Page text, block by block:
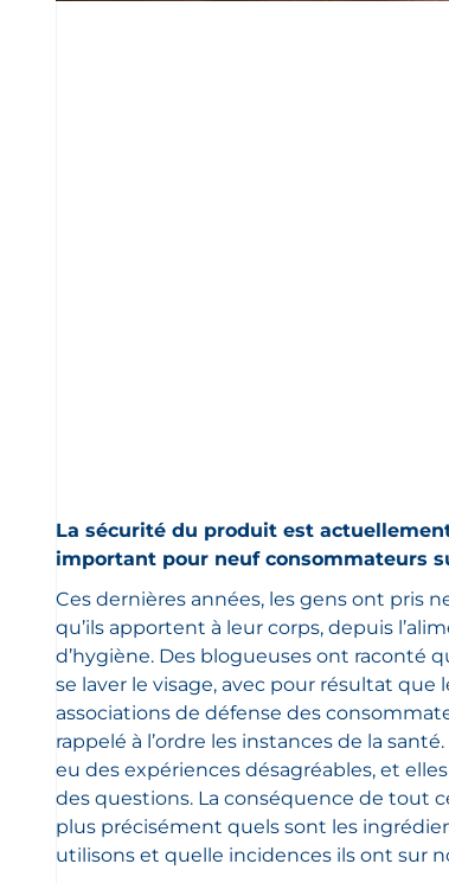
La sécurité du produit est
important pour neuf consommateurs
Ces dernières années, les gens ont pris
qu’ils apportent à leur corps, depuis
d’hygiène. Des blogueuses ont raconté
se laver le visage, avec pour résultat que
associations de défense des
rappelé à l’ordre les instances de la
eu des expériences désagréables, et
des questions. La conséquence de tout
plus précisément quels sont les
utilisons et quelle incidences ils ont sur